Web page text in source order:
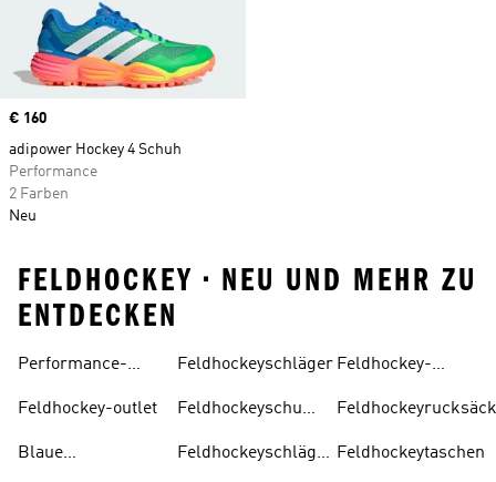
Price
€ 160
adipower Hockey 4 Schuh
Performance
2 Farben
Neu
FELDHOCKEY • NEU UND MEHR ZU
ENTDECKEN
Performance-
Feldhockey-outlet
Blaue
Schnürsenkeln
Feldhockeyschläger
Feldhockeyschuhe
Feldhockeyschläger
Herren
Feldhockey-
Damen
Feldhockeytaschen